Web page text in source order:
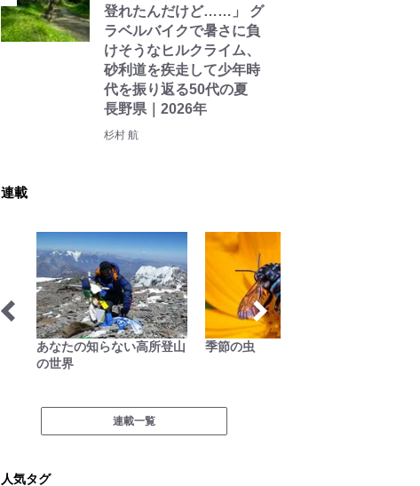
登れたんだけど……」 グ
ラベルバイクで暑さに負
けそうなヒルクライム、
砂利道を疾走して少年時
代を振り返る50代の夏
長野県｜2026年
杉村 航
連載
あなたの知らない高所登山
の世界
季節の虫
連載一覧
人気タグ